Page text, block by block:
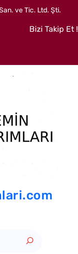
San. ve Tic. Ltd. Şti.
Bizi Takip Et !